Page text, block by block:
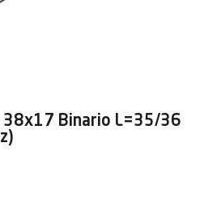
Binario L=35/36